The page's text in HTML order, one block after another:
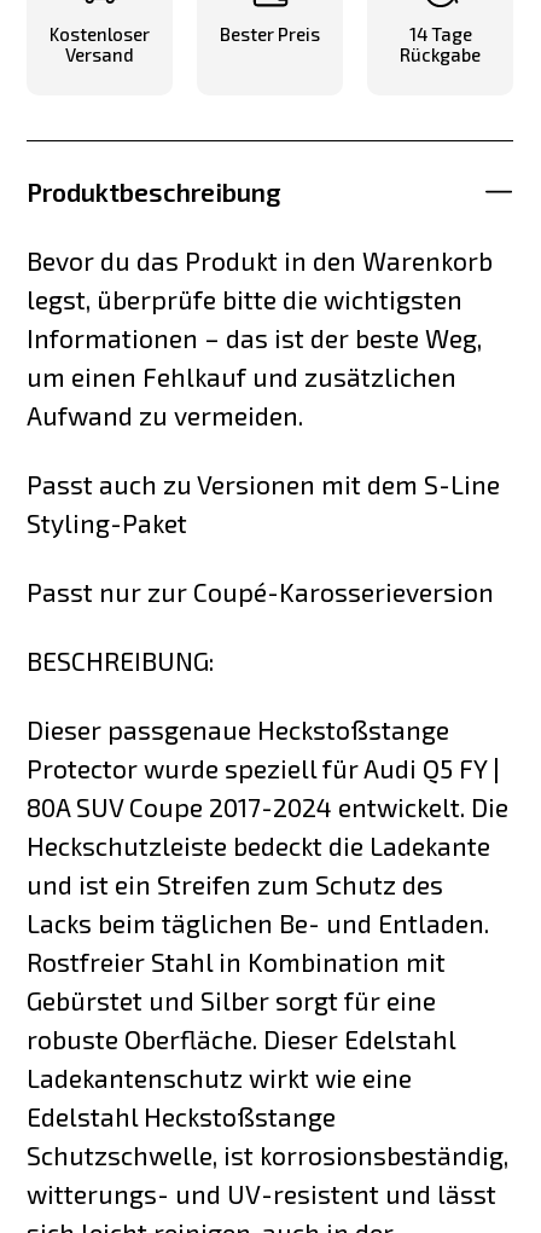
Kostenloser
Versand
Bester Preis
14 Tage
Rückgabe
Produktbeschreibung
Bevor du das Produkt in den Warenkorb
legst, überprüfe bitte die wichtigsten
Informationen – das ist der beste Weg,
um einen Fehlkauf und zusätzlichen
Aufwand zu vermeiden.
Passt auch zu Versionen mit dem S-Line
Styling-Paket
Passt nur zur Coupé-Karosserieversion
BESCHREIBUNG:
Dieser passgenaue Heckstoßstange
Protector wurde speziell für Audi Q5 FY |
80A SUV Coupe 2017-2024 entwickelt. Die
Heckschutzleiste bedeckt die Ladekante
und ist ein Streifen zum Schutz des
Lacks beim täglichen Be- und Entladen.
Rostfreier Stahl in Kombination mit
Gebürstet und Silber sorgt für eine
robuste Oberfläche. Dieser Edelstahl
Ladekantenschutz wirkt wie eine
Edelstahl Heckstoßstange
Schutzschwelle, ist korrosionsbeständig,
witterungs- und UV-resistent und lässt